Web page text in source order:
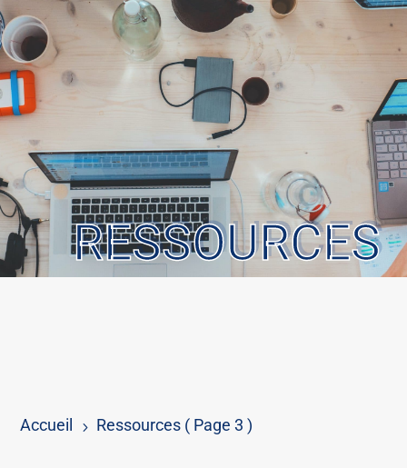
RESSOURCES
Accueil 5 Ressources ( Page 3 )